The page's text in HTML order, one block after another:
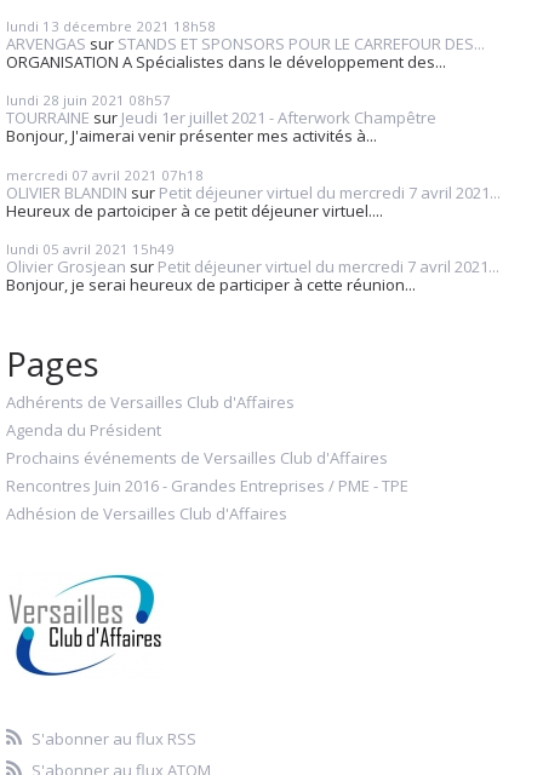
lundi 13 décembre 2021 18h58
ARVENGAS sur STANDS ET SPONSORS POUR LE CARREFOUR DES...
ORGANISATION A Spécialistes dans le développement des...
lundi 28 juin 2021 08h57
TOURRAINE sur Jeudi 1er juillet 2021 - Afterwork Champêtre
Bonjour, J'aimerai venir présenter mes activités à...
mercredi 07 avril 2021 07h18
OLIVIER BLANDIN sur Petit déjeuner virtuel du mercredi 7 avril 2021...
Heureux de partoiciper à ce petit déjeuner virtuel....
lundi 05 avril 2021 15h49
Olivier Grosjean sur Petit déjeuner virtuel du mercredi 7 avril 2021...
Bonjour, je serai heureux de participer à cette réunion...
Pages
Adhérents de Versailles Club d'Affaires
Agenda du Président
Prochains événements de Versailles Club d'Affaires
Rencontres Juin 2016 - Grandes Entreprises / PME - TPE
Adhésion de Versailles Club d'Affaires
S'abonner au flux RSS
S'abonner au flux ATOM